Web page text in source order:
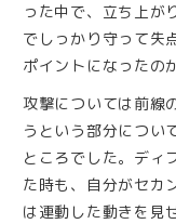
った中で、立ち上が
でしっかり守って失
ポイントになったの
攻撃については前線
うという部分につい
ところでした。ディ
た時も、自分がセカ
は連動した動きを見